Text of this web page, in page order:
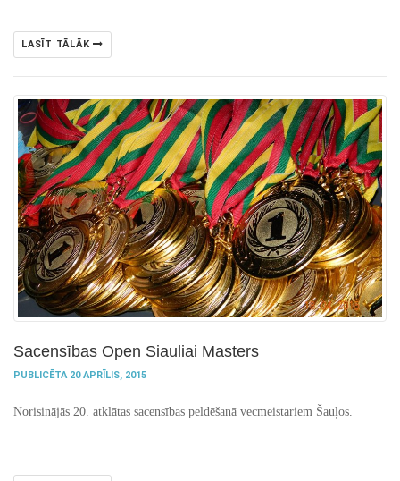
LASĪT TĀLĀK
Sacensības Open Siauliai Masters
PUBLICĒTA 20 APRĪLIS, 2015
Norisinājās 20. atklātas sacensības peldēšanā vecmeistariem Šauļos.